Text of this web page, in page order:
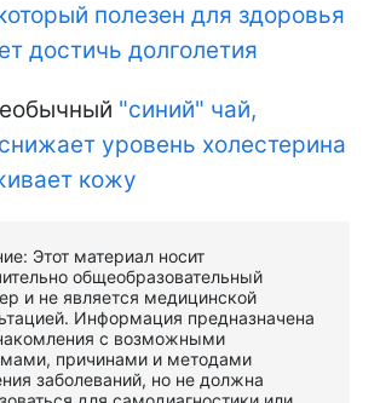
полезен для здоровья
достичь долголетия
"синий" чай,
уровень холестерина
кожу
Этот материал носит
общеобразовательный
и не является медицинской
Информация предназначена
с возможными
причинами и методами
заболеваний, но не должна